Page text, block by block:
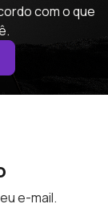
com o que
e-mail.